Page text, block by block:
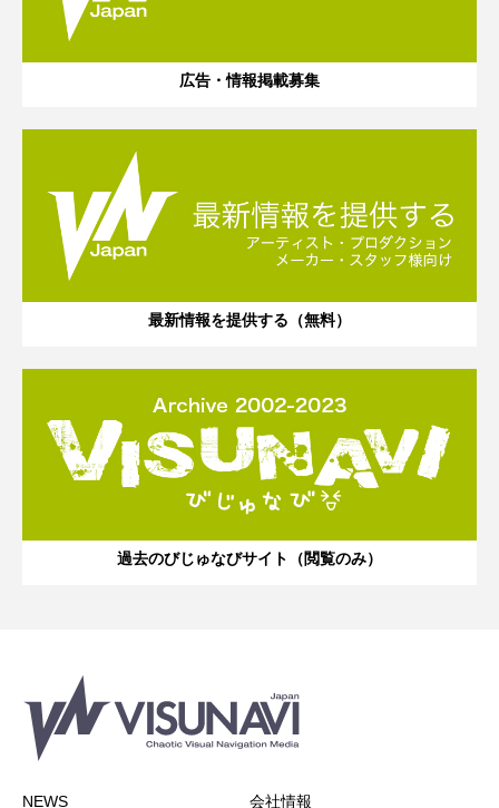
広告・情報掲載募集
最新情報を提供する（無料）
過去のびじゅなびサイト（閲覧のみ）
NEWS 会社情報